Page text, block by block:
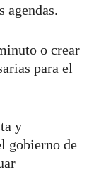
agendas.
o crear
para el
y
gobierno de